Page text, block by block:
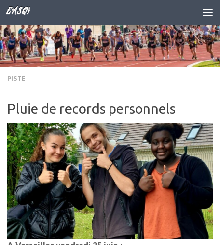
Skip to content
EASQY
PISTE
Pluie de records personnels